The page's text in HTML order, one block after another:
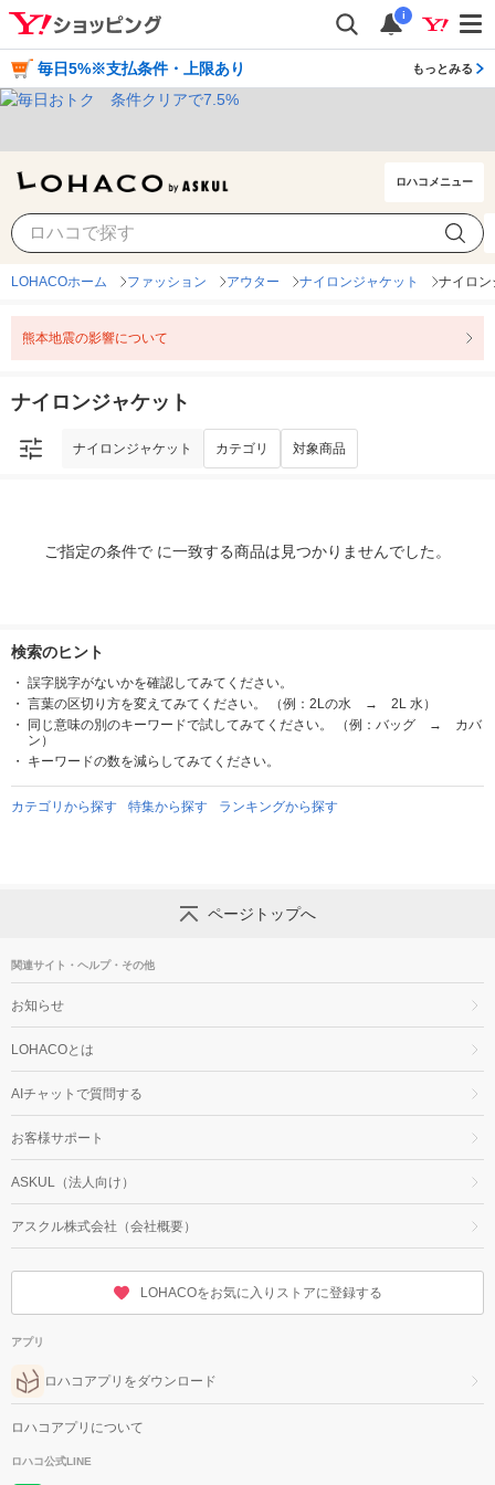
i
毎日5%※支払条件・上限あり もっとみる
ロハコメニュー
ナイロンジャケット
LOHACOホーム ファッション アウター ナイロンジャケット ナイロン
熊本地震の影響について
ナイロンジャケット
ナイロンジャケット カテゴリ 対象商品
ご指定の条件で に一致する商品は見つかりませんでした。
検索のヒント
誤字脱字がないかを確認してみてください。
言葉の区切り方を変えてみてください。 （例：2Lの水 → 2L 水）
同じ意味の別のキーワードで試してみてください。 （例：バッグ → カバ
ン）
キーワードの数を減らしてみてください。
カテゴリから探す 特集から探す ランキングから探す
ページトップへ
関連サイト・ヘルプ・その他
お知らせ
LOHACOとは
AIチャットで質問する
お客様サポート
ASKUL（法人向け）
アスクル株式会社（会社概要）
LOHACOをお気に入りストアに登録する
アプリ
ロハコアプリをダウンロード
ロハコアプリについて
ロハコ公式LINE